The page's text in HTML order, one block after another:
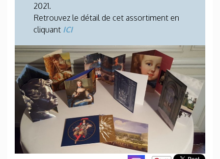
2021.
Retrouvez le détail de cet assortiment en
cliquant ICI